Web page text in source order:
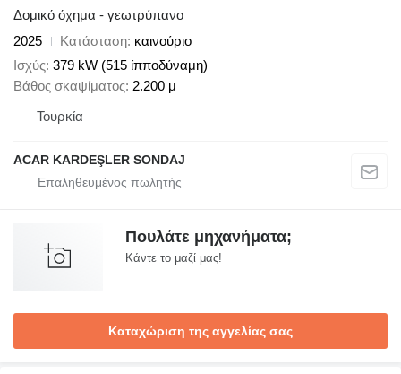
Δομικό όχημα - γεωτρύπανο
2025
Κατάσταση καινούριο
Ισχύς 379 kW (515 ίπποδύναμη)
Βάθος σκαψίματος 2.200 μ
Τουρκία
ACAR KARDEŞLER SONDAJ
Πουλάτε μηχανήματα;
Κάντε το μαζί μας!
Καταχώριση της αγγελίας σας